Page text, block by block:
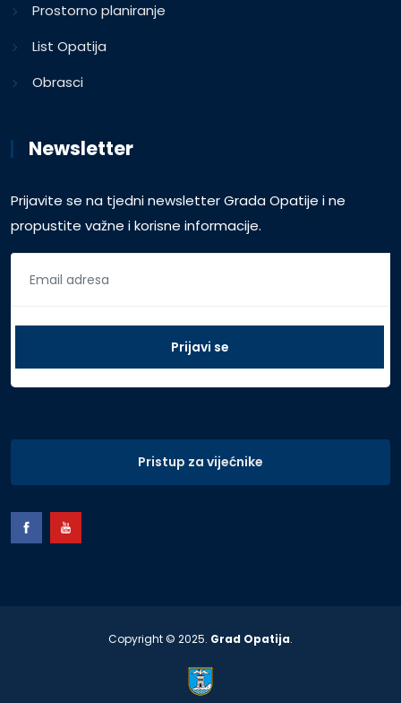
Prostorno planiranje
List Opatija
Obrasci
Newsletter
Prijavite se na tjedni newsletter Grada Opatije i ne
propustite važne i korisne informacije.
Pristup za vijećnike
Copyright © 2025. Grad Opatija.